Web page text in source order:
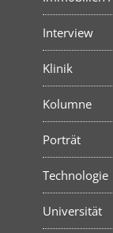
Interview
Klinik
Kolumne
Porträt
Technologie
Universität